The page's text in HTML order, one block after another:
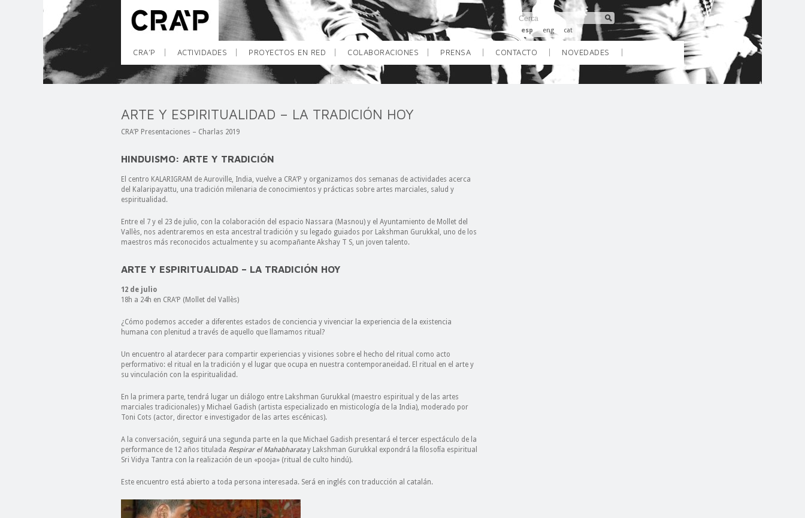
esp eng cat
CRA’P ACTIVIDADES PROYECTOS EN RED COLABORACIONES PRENSA CONTACTO NOVEDADES
ARTE Y ESPIRITUALIDAD – LA TRADICIÓN HOY
CRA’P Presentaciones – Charlas 2019
HINDUISMO: ARTE Y TRADICIÓN
El centro KALARIGRAM de Auroville, India, vuelve a CRA’P y organizamos dos semanas de actividades acerca
del Kalaripayattu, una tradición milenaria de conocimientos y prácticas sobre artes marciales, salud y
espiritualidad.
Entre el 7 y el 23 de julio, con la colaboración del espacio Nassara (Masnou) y el Ayuntamiento de Mollet del
Vallès, nos adentraremos en esta ancestral tradición y su legado guiados por Lakshman Gurukkal, uno de los
maestros más reconocidos actualmente y su acompañante Akshay T S, un joven talento.
ARTE Y ESPIRITUALIDAD – LA TRADICIÓN HOY
12 de julio
18h a 24h en CRA’P (Mollet del Vallès)
¿Cómo podemos acceder a diferentes estados de conciencia y vivenciar la experiencia de la existencia
humana con plenitud a través de aquello que llamamos ritual?
Un encuentro al atardecer para compartir experiencias y visiones sobre el hecho del ritual como acto
performativo: el ritual en la tradición y el lugar que ocupa en nuestra contemporaneidad. El ritual en el arte y
su vinculación con la espiritualidad.
En la primera parte, tendrá lugar un diálogo entre Lakshman Gurukkal (maestro espiritual y de las artes
marciales tradicionales) y Michael Gadish (artista especializado en misticología de la India), moderado por
Toni Cots (actor, director e investigador de las artes escénicas).
A la conversación, seguirá una segunda parte en la que Michael Gadish presentará el tercer espectáculo de la
performance de 12 años titulada Respirar el Mahabharatay Lakshman Gurukkal expondrá la filosofía espiritual
Sri Vidya Tantra con la realización de un «pooja» (ritual de culto hindú).
Este encuentro está abierto a toda persona interesada. Será en inglés con traducción al catalán.